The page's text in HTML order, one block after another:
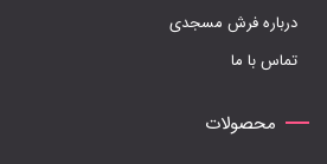
درباره فرش مسجدی
تماس با ما
محصولات